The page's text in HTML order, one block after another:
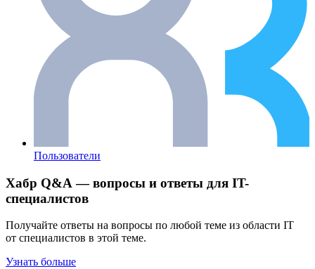
Пользователи
Хабр Q&A — вопросы и ответы для IT-
специалистов
Получайте ответы на вопросы по любой теме из области IT
от специалистов в этой теме.
Узнать больше